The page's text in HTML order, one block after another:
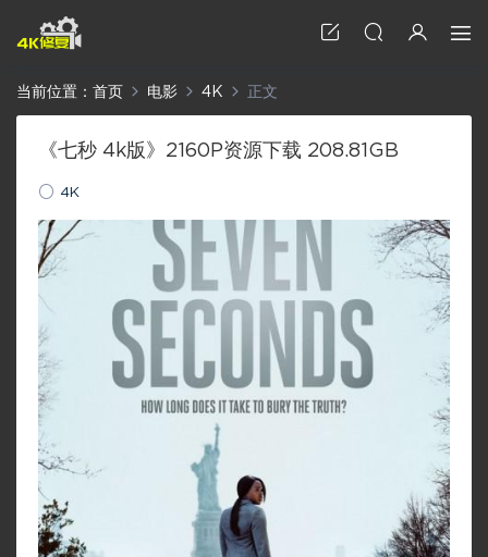
当前位置： 首页 电影 4K 正文
《七秒 4k版》2160P资源下载 208.81GB
4K